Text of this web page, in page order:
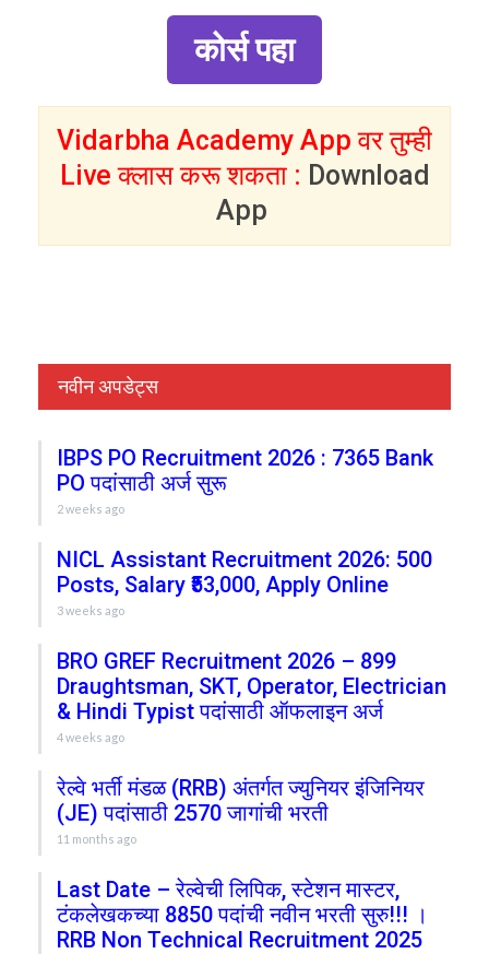
कोर्स पहा
Vidarbha Academy App वर तुम्ही
Live क्लास करू शकता : Download
App
नवीन अपडेट्स
IBPS PO Recruitment 2026 : 7365 Bank
PO पदांसाठी अर्ज सुरू
2 weeks ago
NICL Assistant Recruitment 2026: 500
Posts, Salary ₹53,000, Apply Online
3 weeks ago
BRO GREF Recruitment 2026 – 899
Draughtsman, SKT, Operator, Electrician
& Hindi Typist पदांसाठी ऑफलाइन अर्ज
4 weeks ago
रेल्वे भर्ती मंडळ (RRB) अंतर्गत ज्युनियर इंजिनियर
(JE) पदांसाठी 2570 जागांची भरती
11 months ago
Last Date – रेल्वेची लिपिक, स्टेशन मास्टर,
टंकलेखकच्या 8850 पदांची नवीन भरती सुरु!!! ।
RRB Non Technical Recruitment 2025